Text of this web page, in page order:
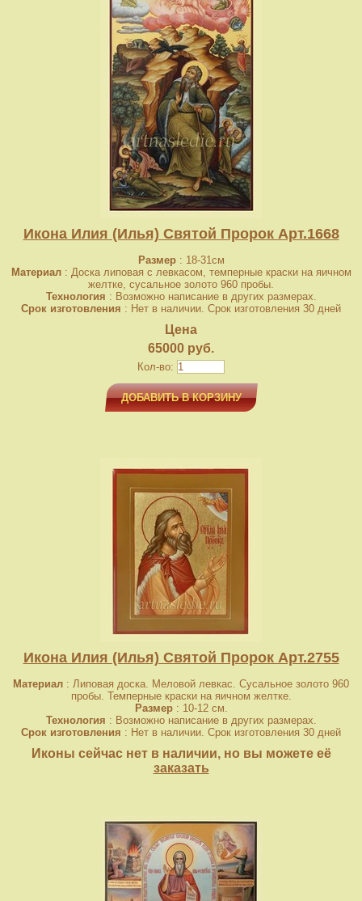
Икона Илия (Илья) Святой Пророк Арт.1668
Размер: 18-31см
Материал: Доска липовая с левкасом, темперные краски на яичном
желтке, сусальное золото 960 пробы.
Технология : Возможно написание в других размерах.
Срок изготовления : Нет в наличии. Срок изготовления 30 дней
Цена
65000 руб.
Кол-во:
ДОБАВИТЬ В КОРЗИНУ
Икона Илия (Илья) Святой Пророк Арт.2755
Материал : Липовая доска. Меловой левкас. Сусальное золото 960
пробы. Темперные краски на яичном желтке.
Размер: 10-12 см.
Технология : Возможно написание в других размерах.
Срок изготовления : Нет в наличии. Срок изготовления 30 дней
Иконы сейчас нет в наличии, но вы можете её
заказать